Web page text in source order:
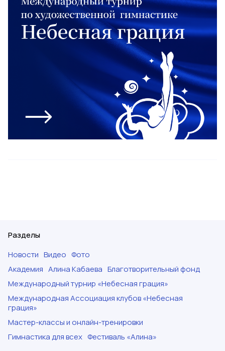
Разделы
Новости Видео Фото
Академия Алина Кабаева Благотворительный фонд
Международный турнир «Небесная грация»
Международная Ассоциация клубов «Небесная
грация»
Мастер-классы и онлайн-тренировки
Гимнастика для всех Фестиваль «Алина»